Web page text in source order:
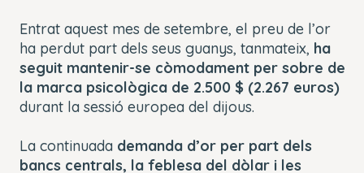
Entrat aquest mes de setembre, el preu de l’or
ha perdut part dels seus guanys, tanmateix, ha
seguit mantenir-se còmodament per sobre de
la marca psicològica de 2.500 $ (2.267 euros)
durant la sessió europea del dijous.
La continuada demanda d’or per part dels
bancs centrals, la feblesa del dòlar i les